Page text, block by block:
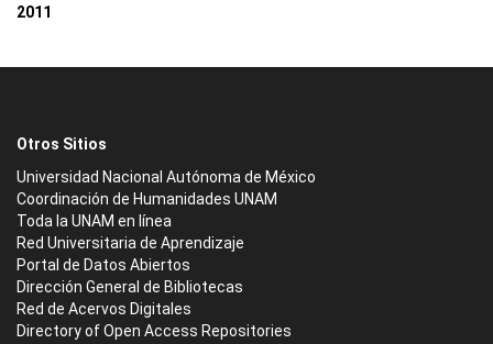
2011
Otros Sitios
Universidad Nacional Autónoma de México
Coordinación de Humanidades UNAM
Toda la UNAM en línea
Red Universitaria de Aprendizaje
Portal de Datos Abiertos
Dirección General de Bibliotecas
Red de Acervos Digitales
Directory of Open Access Repositories